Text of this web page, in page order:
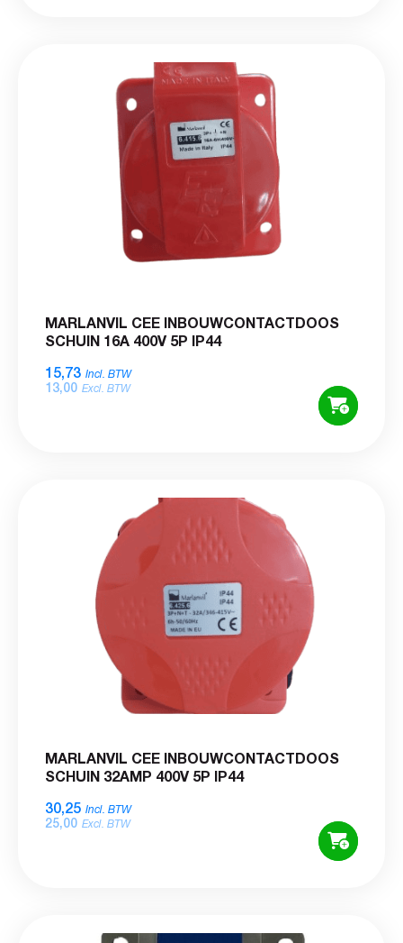
MARLANVIL CEE INBOUWCONTACTDOOS
SCHUIN 16A 400V 5P IP44
15,73 Incl. BTW
13,00 Excl. BTW
MARLANVIL CEE INBOUWCONTACTDOOS
SCHUIN 32AMP 400V 5P IP44
30,25 Incl. BTW
25,00 Excl. BTW